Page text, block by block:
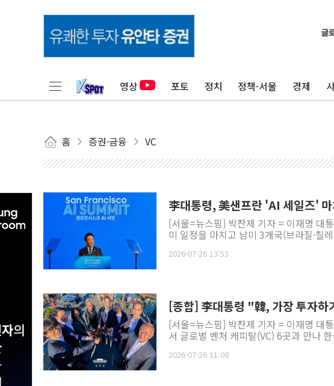
영상 포토 정치 정책·서울 경제
홈 증권·금융 VC
李대통령, 美샌프란 'AI 세일즈'
[서울=뉴스핌] 박찬제 기자 = 이재명 대
미 일정을 마치고 남미 3개국(브라질·칠
2026-07-26 13:53
[종합] 李대통령 "韓, 가장 투자
[서울=뉴스핌] 박찬제 기자 = 이재명 대
서 글로벌 벤처 캐피탈(VC) 6곳과 만나
2026-07-26 11:08